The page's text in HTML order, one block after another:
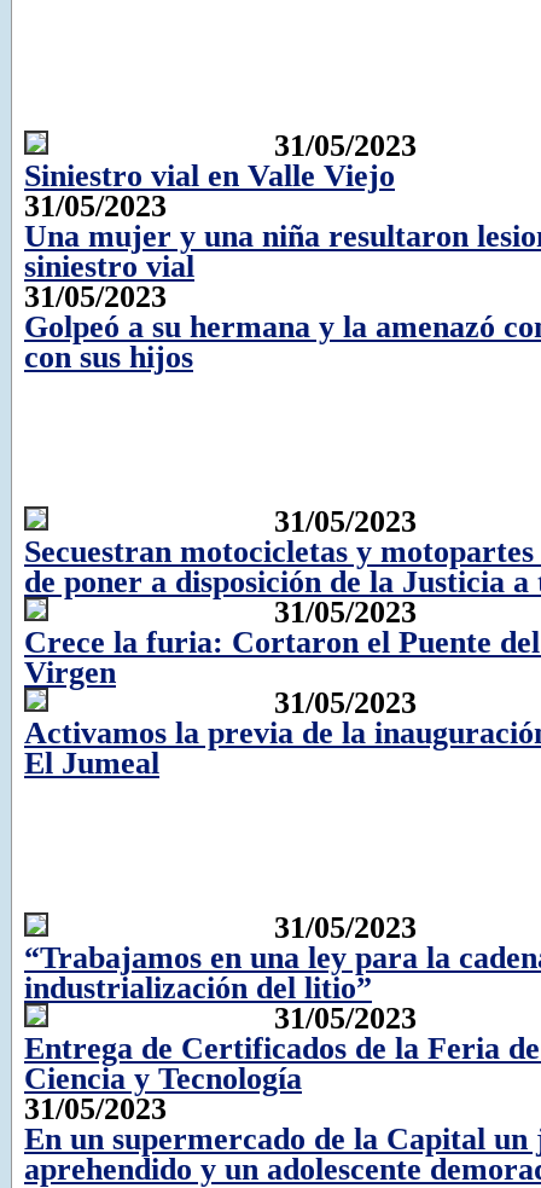
31/05/2023
Siniestro vial en Valle Viejo
31/05/2023
Una mujer y una niña resultaron
siniestro vial
31/05/2023
Golpeó a su hermana y la amenazó
con sus hijos
31/05/2023
Secuestran motocicletas y
de poner a disposición de la Justicia a
31/05/2023
Crece la furia: Cortaron el Puente
Virgen
31/05/2023
Activamos la previa de la
El Jumeal
31/05/2023
“Trabajamos en una ley para la
industrialización del litio”
31/05/2023
Entrega de Certificados de la Feria
Ciencia y Tecnología
31/05/2023
En un supermercado de la Capital un
aprehendido y un adolescente